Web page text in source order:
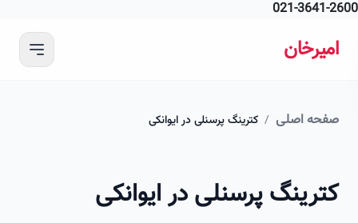
021-
اصلی / کترینگ پرسنلی در ایوانکی
پرسنلی در ایوانکی
تصویر این صفحه به زودی اضافه می‌شود